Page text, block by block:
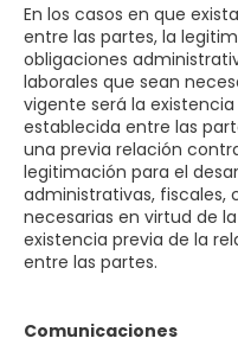
En los casos en que
entre las partes, la
obligaciones
laborales que sean
vigente será la
establecida entre las
una previa relación
legitimación para el
administrativas, fiscales,
necesarias en virtud de
existencia previa de la
entre las partes.
Comunicaciones